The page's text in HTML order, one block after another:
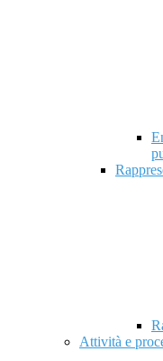
Attività e